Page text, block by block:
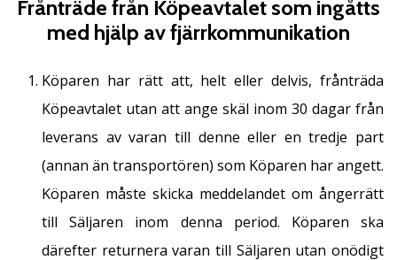
Frånträde från Köpeavtalet som ingåtts
med hjälp av fjärrkommunikation
Köparen har rätt att, helt eller delvis, frånträda
Köpeavtalet utan att ange skäl inom 30 dagar från
leverans av varan till denne eller en tredje part
(annan än transportören) som Köparen har angett.
Köparen måste skicka meddelandet om ångerrätt
till Säljaren inom denna period. Köparen ska
därefter returnera varan till Säljaren utan onödigt